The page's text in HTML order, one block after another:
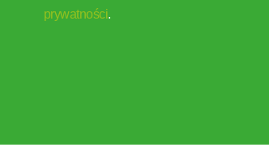
prywatności